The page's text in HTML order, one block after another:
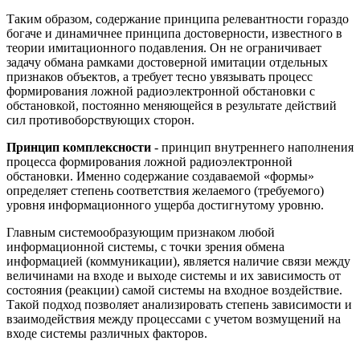
Таким образом, содержание принципа релевантности гораздо
богаче и динамичнее принципа достоверности, известного в
теории имитационного подавления. Он не ограничивает
задачу обмана рамками достоверной имитации отдельных
признаков объектов, а требует тесно увязывать процесс
формирования ложной радиоэлектронной обстановки с
обстановкой, постоянно меняющейся в результате действий
сил противоборствующих сторон.
Принцип комплексности - принцип внутреннего наполнения
процесса формирования ложной радиоэлектронной
обстановки. Именно содержание создаваемой «формы»
определяет степень соответствия желаемого (требуемого)
уровня информационного ущерба достигнутому уровню.
Главным системообразующим признаком любой
информационной системы, с точки зрения обмена
информацией (коммуникации), является наличие связи между
величинами на входе и выходе системы и их зависимость от
состояния (реакции) самой системы на входное воздействие.
Такой подход позволяет анализировать степень зависимости и
взаимодействия между процессами с учетом возмущений на
входе системы различных факторов.